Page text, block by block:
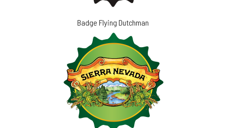
Badge Flying Dutchman